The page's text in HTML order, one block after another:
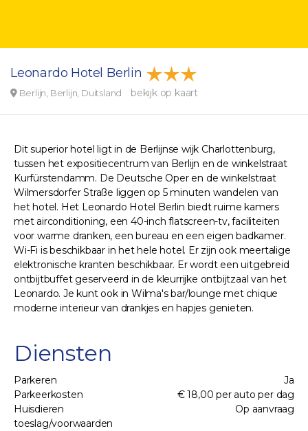
Leonardo Hotel Berlin
Berlijn, Berlijn, Duitsland bekijk op kaart
Dit superior hotel ligt in de Berlijnse wijk Charlottenburg,
tussen het expositiecentrum van Berlijn en de winkelstraat
Kurfürstendamm. De Deutsche Oper en de winkelstraat
Wilmersdorfer Straße liggen op 5 minuten wandelen van
het hotel. Het Leonardo Hotel Berlin biedt ruime kamers
met airconditioning, een 40-inch flatscreen-tv, faciliteiten
voor warme dranken, een bureau en een eigen badkamer.
Wi-Fi is beschikbaar in het hele hotel. Er zijn ook meertalige
elektronische kranten beschikbaar. Er wordt een uitgebreid
ontbijtbuffet geserveerd in de kleurrijke ontbijtzaal van het
Leonardo. Je kunt ook in Wilma's bar/lounge met chique
moderne interieur van drankjes en hapjes genieten.
Diensten
Parkeren
Ja
Parkeerkosten
€ 18,00 per auto per dag
Huisdieren
toeslag/voorwaarden
Op aanvraag